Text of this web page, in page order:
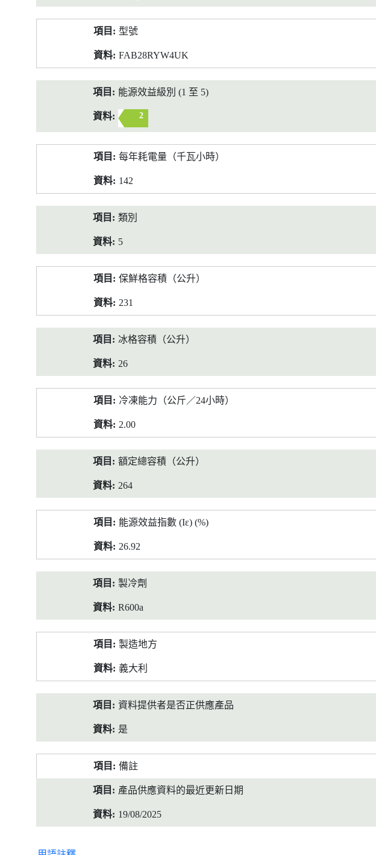
型號
FAB28RYW4UK
能源效益級別 (1 至 5)
2
每年耗電量（千瓦小時）
142
類別
5
保鮮格容積（公升）
231
冰格容積（公升）
26
冷凍能力（公斤／24小時）
2.00
額定總容積（公升）
264
能源效益指數 (Iε) (%)
26.92
製冷劑
R600a
製造地方
義大利
資料提供者是否正供應產品
是
備註
產品供應資料的最近更新日期
19/08/2025